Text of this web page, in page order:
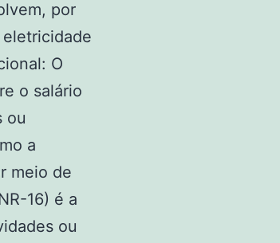
por
O
o salário
ou
a
meio de
16) é a
ou